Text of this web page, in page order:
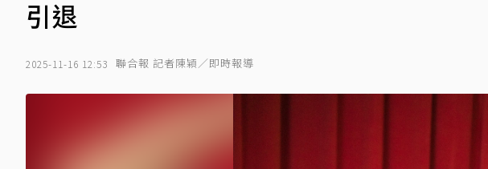
引退
2025-11-16 12:53 聯合報 記者陳穎／即時報導